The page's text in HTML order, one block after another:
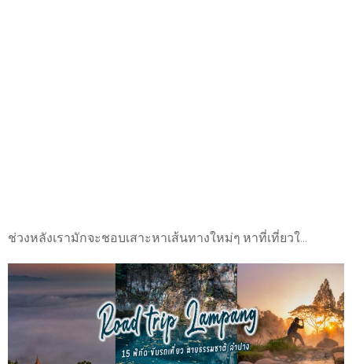
ช่วงหลังเรามักจะชอบเสาะหาเส้นทางใหม่ๆ หาที่เที่ยวใ...